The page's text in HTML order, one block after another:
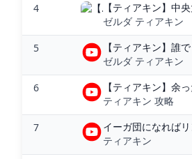
4
【ティアキン】中
ゼルダ ティアキン
5
【ティアキン】誰
ゼルダ ティアキン
6
【ティアキン】余
ティアキン 攻略
7
イーガ団になれば
ティアキン